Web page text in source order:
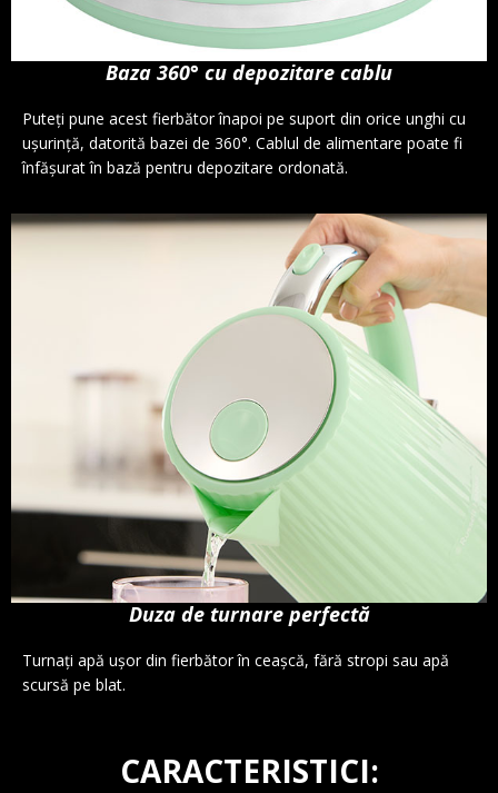
Baza 360° cu depozitare cablu
Puteți pune acest fierbător înapoi pe suport din orice unghi cu
ușurință, datorită bazei de 360°. Cablul de alimentare poate fi
înfăşurat în bază pentru depozitare ordonată.
Duza de turnare perfectă
Turnați apă ușor din fierbător în ceașcă, fără stropi sau apă
scursă pe blat.
CARACTERISTICI: